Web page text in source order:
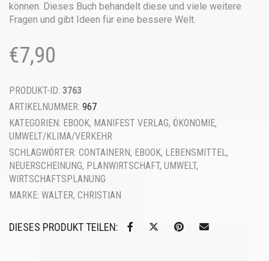
können. Dieses Buch behandelt diese und viele weitere
Fragen und gibt Ideen für eine bessere Welt.
€7,90
PRODUKT-ID: 3763
ARTIKELNUMMER: 967
KATEGORIEN: EBOOK, MANIFEST VERLAG, ÖKONOMIE,
UMWELT/KLIMA/VERKEHR
SCHLAGWÖRTER: CONTAINERN, EBOOK, LEBENSMITTEL,
NEUERSCHEINUNG, PLANWIRTSCHAFT, UMWELT,
WIRTSCHAFTSPLANUNG
MARKE: WALTER, CHRISTIAN
DIESES PRODUKT TEILEN: